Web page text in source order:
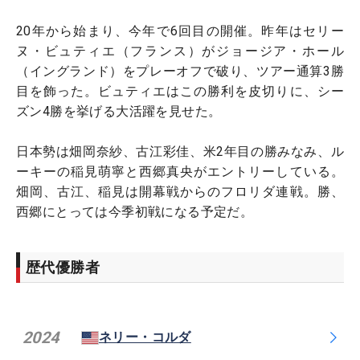
20年から始まり、今年で6回目の開催。昨年はセリー
ヌ・ビュティエ（フランス）がジョージア・ホール
（イングランド）をプレーオフで破り、ツアー通算3勝
目を飾った。ビュティエはこの勝利を皮切りに、シー
ズン4勝を挙げる大活躍を見せた。
日本勢は畑岡奈紗、古江彩佳、米2年目の勝みなみ、ル
ーキーの稲見萌寧と西郷真央がエントリーしている。
畑岡、古江、稲見は開幕戦からのフロリダ連戦。勝、
西郷にとっては今季初戦になる予定だ。
歴代優勝者
2024 ネリー・コルダ